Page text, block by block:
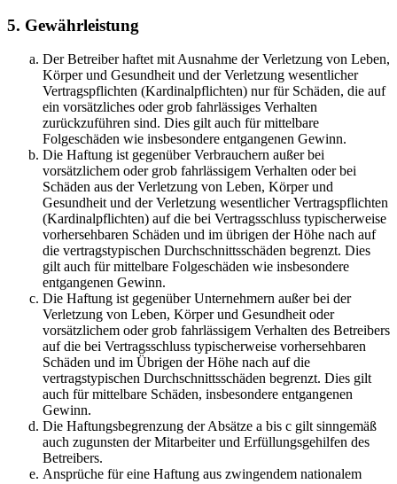
5. Gewährleistung
Der Betreiber haftet mit Ausnahme der Verletzung von Leben,
Körper und Gesundheit und der Verletzung wesentlicher
Vertragspflichten (Kardinalpflichten) nur für Schäden, die auf
ein vorsätzliches oder grob fahrlässiges Verhalten
zurückzuführen sind. Dies gilt auch für mittelbare
Folgeschäden wie insbesondere entgangenen Gewinn.
Die Haftung ist gegenüber Verbrauchern außer bei
vorsätzlichem oder grob fahrlässigem Verhalten oder bei
Schäden aus der Verletzung von Leben, Körper und
Gesundheit und der Verletzung wesentlicher Vertragspflichten
(Kardinalpflichten) auf die bei Vertragsschluss typischerweise
vorhersehbaren Schäden und im übrigen der Höhe nach auf
die vertragstypischen Durchschnittsschäden begrenzt. Dies
gilt auch für mittelbare Folgeschäden wie insbesondere
entgangenen Gewinn.
Die Haftung ist gegenüber Unternehmern außer bei der
Verletzung von Leben, Körper und Gesundheit oder
vorsätzlichem oder grob fahrlässigem Verhalten des Betreibers
auf die bei Vertragsschluss typischerweise vorhersehbaren
Schäden und im Übrigen der Höhe nach auf die
vertragstypischen Durchschnittsschäden begrenzt. Dies gilt
auch für mittelbare Schäden, insbesondere entgangenen
Gewinn.
Die Haftungsbegrenzung der Absätze a bis c gilt sinngemäß
auch zugunsten der Mitarbeiter und Erfüllungsgehilfen des
Betreibers.
Ansprüche für eine Haftung aus zwingendem nationalem